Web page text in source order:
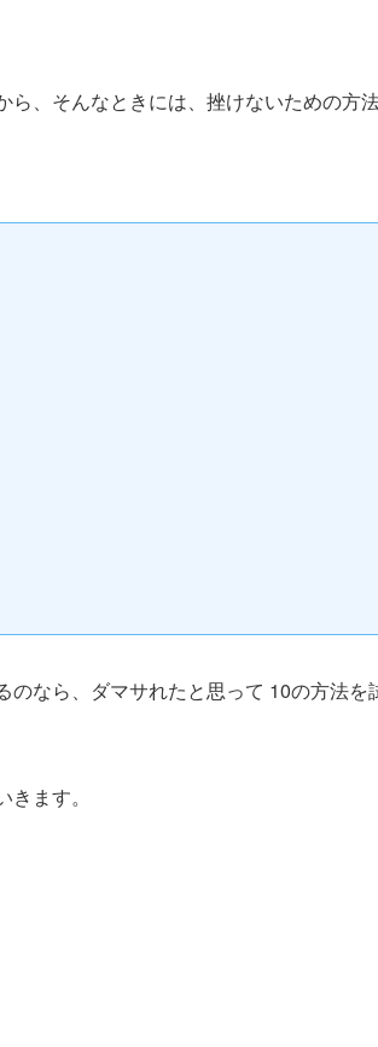
、そんなときには、挫けないための方
なら、ダマサれたと思って 10の方法を
ます。